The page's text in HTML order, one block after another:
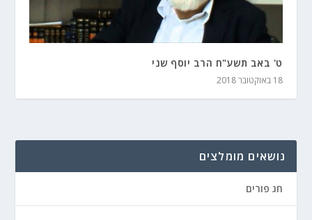
ט' באב תשע"ח הרב יוסף שני
18 באוקטובר 2018
נושאים מומלצים
חג פורים